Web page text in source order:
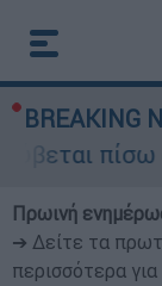
BREAKING
πίσω
Πρωινή
➔ Δείτε τα
περισσότερα